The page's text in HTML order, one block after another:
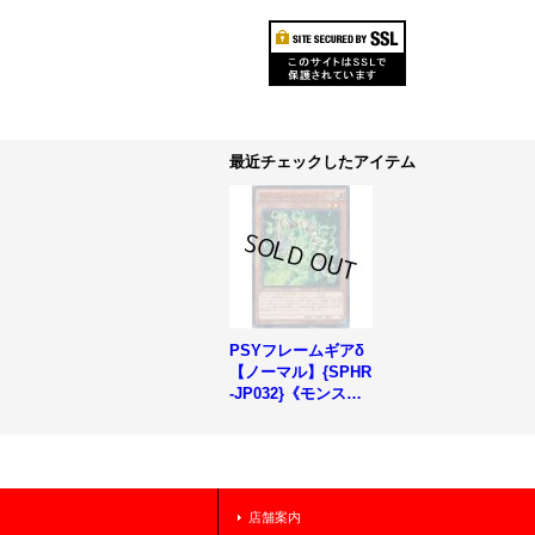
最近チェックしたアイテム
PSYフレームギアδ
【ノーマル】{SPHR
-JP032}《モンスタ
店舗案内